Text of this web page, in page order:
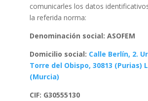
comunicarles los datos
la referida norma:
Denominación social: ASOFEM
Domicilio social: Calle Berlín, 2.
Torre del Obispo, 30813 (Purias)
(Murcia)
CIF: G30555130